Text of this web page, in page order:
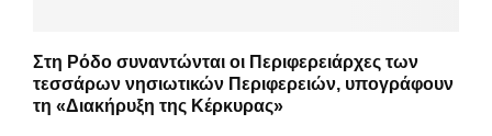
Στη Ρόδο συναντώνται οι Περιφερειάρχες των
τεσσάρων νησιωτικών Περιφερειών, υπογράφουν
τη «Διακήρυξη της Κέρκυρας»